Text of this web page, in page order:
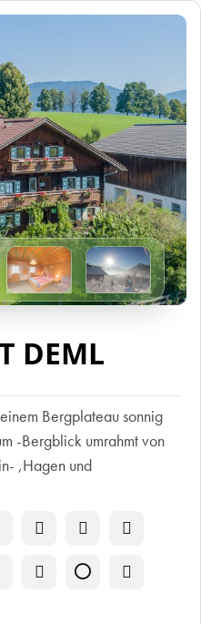
DEML
Bergplateau sonnig
-Bergblick umrahmt von
,Hagen und